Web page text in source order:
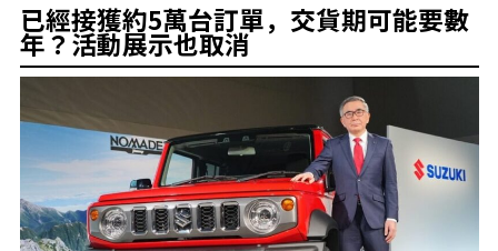
已經接獲約5萬台訂單，交貨期可能要數
年？活動展示也取消